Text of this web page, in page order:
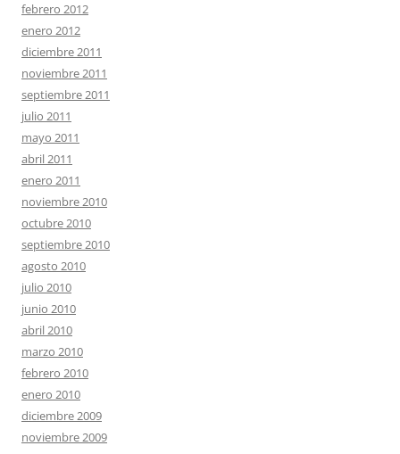
febrero 2012
enero 2012
diciembre 2011
noviembre 2011
septiembre 2011
julio 2011
mayo 2011
abril 2011
enero 2011
noviembre 2010
octubre 2010
septiembre 2010
agosto 2010
julio 2010
junio 2010
abril 2010
marzo 2010
febrero 2010
enero 2010
diciembre 2009
noviembre 2009